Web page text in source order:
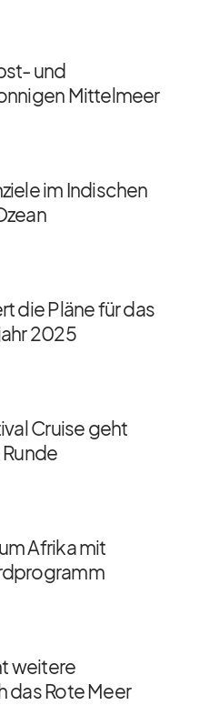
und
Mittelmeer
im Indischen
die Pläne für das
2025
Cruise geht
Afrika mit
weitere
das Rote Meer